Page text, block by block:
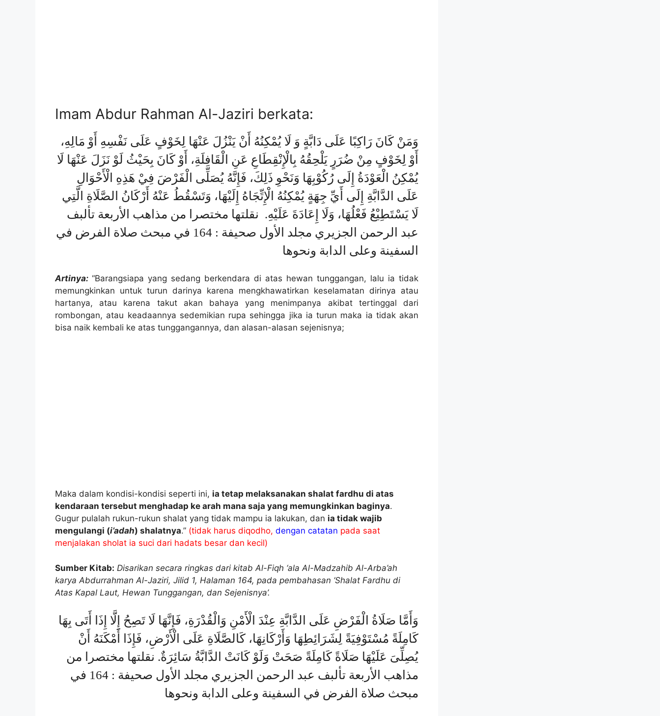
Imam Abdur Rahman Al-Jaziri berkata:
وَمَنْ كَانَ رَاكِبًا عَلَى دَابَّةٍ وَ لَا يُمْكِنُهُ أَنْ يَنْزُلَ عَنْهَا لِخَوْفٍ عَلَى نَفْسِهِ أَوْ مَالِهِ،
أَوْ لِخَوْفٍ مِنْ ضُرَرٍ يَلْحِقُهُ بِالْإِنْقِطَاعِ عَنِ الْقَافِلَةِ، أَوْ كَانَ بِحَيْثُ لَوْ نَزَلَ عَنْهَا لَا
يُمْكِنُ الْعَوْدَةُ إِلَى رُكُوْبِهَا وَنَحْوِ ذَلِكَ، فَإِنَّهُ يُصَلِّى الْفَرْضَ فِيْ هَذِهِ الْأَحْوَالِ
عَلَى الدَّابَّةِ إِلَى أَيِّ جِهَةٍ يُمْكِنُهُ الْإِتِّجَاهُ إِلَيْهَا، وَتَسْقُطُ عَنْهُ أَرْكَانُ الصَّلَاةِ الَّتِي
لَا يَسْتَطِيْعُ فَعْلُهَا، وَلَا إِعَادَةَ عَلَيْهِ. نقلتها مختصرا من مذاهب الأربعة تألبف
عبد الرحمن الجزيري مجلد الأول صحيفة : 164 في مبحث صلاة الفرض في
السفينة وعلى الدابة ونحوها
Artinya: “Barangsiapa yang sedang berkendara di atas hewan tunggangan, lalu ia tidak
memungkinkan untuk turun darinya karena mengkhawatirkan keselamatan dirinya atau
hartanya, atau karena takut akan bahaya yang menimpanya akibat tertinggal dari
rombongan, atau keadaannya sedemikian rupa sehingga jika ia turun maka ia tidak akan
bisa naik kembali ke atas tunggangannya, dan alasan-alasan sejenisnya;
Maka dalam kondisi-kondisi seperti ini, ia tetap melaksanakan shalat fardhu di atas
kendaraan tersebut menghadap ke arah mana saja yang memungkinkan baginya.
Gugur pulalah rukun-rukun shalat yang tidak mampu ia lakukan, dan ia tidak wajib
mengulangi (i’adah) shalatnya.” (tidak harus diqodho, dengan catatan pada saat
menjalakan sholat ia suci dari hadats besar dan kecil)
Sumber Kitab: Disarikan secara ringkas dari kitab Al-Fiqh ‘ala Al-Madzahib Al-Arba’ah
karya Abdurrahman Al-Jaziri, Jilid 1, Halaman 164, pada pembahasan ‘Shalat Fardhu di
Atas Kapal Laut, Hewan Tunggangan, dan Sejenisnya’.
وَأَمَّا صَلَاةُ الْفَرْضِ عَلَى الدَّابَّةِ عِنْدَ الْأَمْنِ وَالْقُدْرَةِ، فَإِنَّهَا لَا تَصِحُ إِلَّا إِذَا أَتَى بِهَا
كَامِلَةً مُسْتَوْفِيَةً لِشَرَائِطِهَا وَأَرْكَانِهَا، كَالصَّلَاةِ عَلَى الْأَرْضِ، فَإِذَا أَمْكَنَهُ أَنْ
يُصِلِّىَ عَلَيْهَا صَلَاةً كَامِلَةً صَحَتْ وَلَوْ كَانَتْ الدَّابَّةُ سَائِرَةٌ. نقلتها مختصرا من
مذاهب الأربعة تألبف عبد الرحمن الجزيري مجلد الأول صحيفة : 164 في
مبحث صلاة الفرض في السفينة وعلى الدابة ونحوها